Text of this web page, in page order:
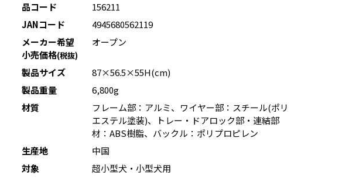
品コード
156211
JANコード
4945680562119
メーカー希望
小売価格(税抜)
オープン
製品サイズ
87×56.5×55H(cm)
製品重量
6,800g
材質
フレーム部：アルミ、ワイヤー部：スチール(ポリ
エステル塗装)、トレー・ドアロック部・連結部
材：ABS樹脂、バックル：ポリプロピレン
生産地
中国
対象
超小型犬・小型犬用